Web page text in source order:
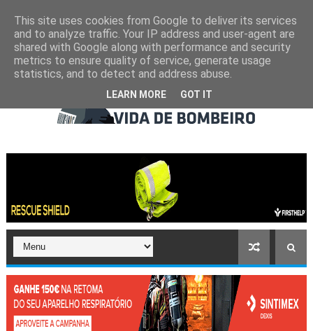
This site uses cookies from Google to deliver its services
and to analyze traffic. Your IP address and user-agent are
shared with Google along with performance and security
metrics to ensure quality of service, generate usage
statistics, and to detect and address abuse.
LEARN MORE GOT IT